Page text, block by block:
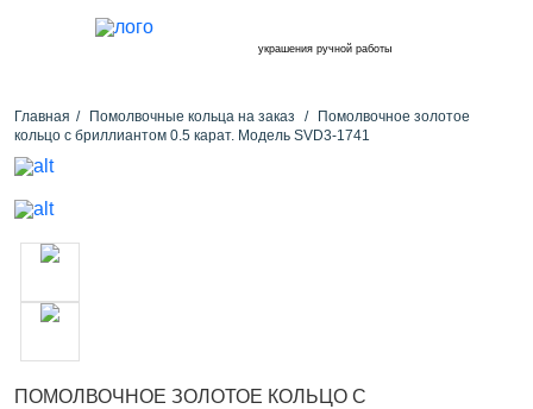
украшения ручной работы
Главная Помолвочные кольца на заказ
Помолвочное золотое
кольцо с бриллиантом 0.5 карат. Модель SVD3-1741
ПОМОЛВОЧНОЕ ЗОЛОТОЕ КОЛЬЦО С